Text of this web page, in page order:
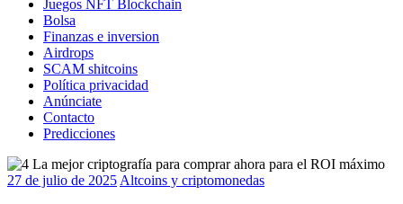
Juegos NFT Blockchain
Bolsa
Finanzas e inversion
Airdrops
SCAM shitcoins
Política privacidad
Anúnciate
Contacto
Predicciones
27 de julio de 2025 Altcoins y criptomonedas